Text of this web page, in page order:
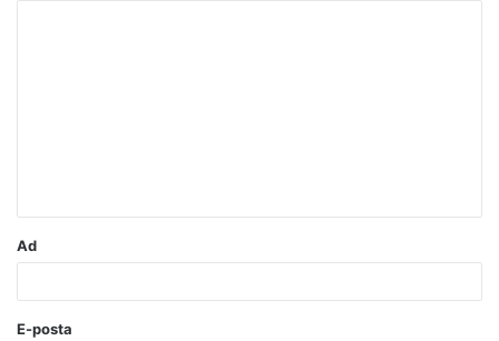
Ad
E-posta